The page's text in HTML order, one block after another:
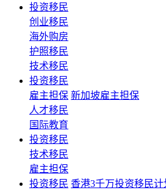
投资移民
创业移民
海外购房
护照移民
技术移民
投资移民
雇主担保 新加坡雇主担保
人才移民
国际教育
投资移民
技术移民
雇主担保
投资移民 香港3千万投资移民